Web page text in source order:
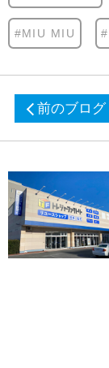
#MIU MIU
前のブログ